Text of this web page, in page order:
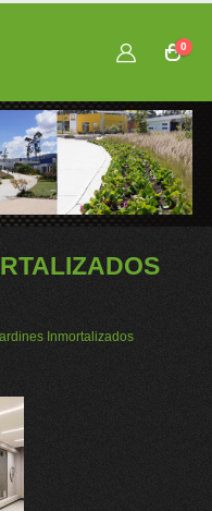
0
Inmortalizados